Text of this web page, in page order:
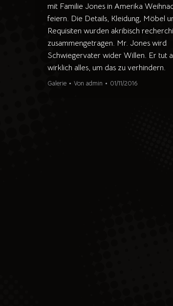
mit Familie Jones in Amerika
feiern. Die Details, Kleidung, Möbel
Requisiten wurden akribisch
zusammengetragen. Mr. Jones wird
Schwiegervater wider Willen. Er tut
wirklich alles, um das zu verhindern.
Galerie Von admin 01/11/2016